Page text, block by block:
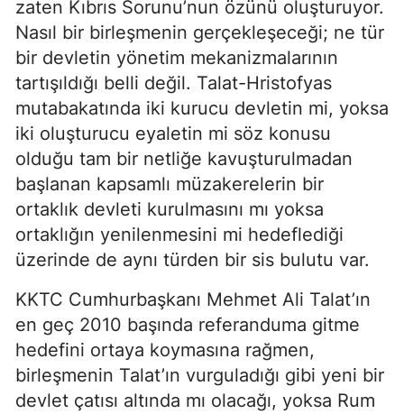
zaten Kıbrıs Sorunu’nun özünü oluşturuyor.
Nasıl bir birleşmenin gerçekleşeceği; ne tür
bir devletin yönetim mekanizmalarının
tartışıldığı belli değil. Talat-Hristofyas
mutabakatında iki kurucu devletin mi, yoksa
iki oluşturucu eyaletin mi söz konusu
olduğu tam bir netliğe kavuşturulmadan
başlanan kapsamlı müzakerelerin bir
ortaklık devleti kurulmasını mı yoksa
ortaklığın yenilenmesini mi hedeflediği
üzerinde de aynı türden bir sis bulutu var.
KKTC Cumhurbaşkanı Mehmet Ali Talat’ın
en geç 2010 başında referanduma gitme
hedefini ortaya koymasına rağmen,
birleşmenin Talat’ın vurguladığı gibi yeni bir
devlet çatısı altında mı olacağı, yoksa Rum